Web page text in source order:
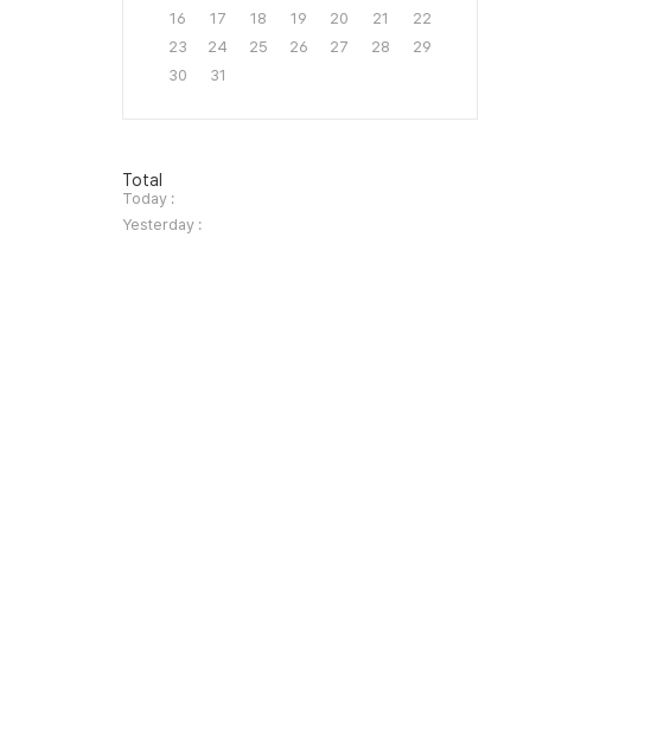
16
17 18 19 20 21
22
23
24 25 26 27 28
29
30
31
방
문
자
수
Total
Today :
Yesterday :